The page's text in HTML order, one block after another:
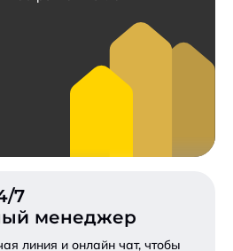
предложение
7
менеджер
линия и онлайн чат, чтобы